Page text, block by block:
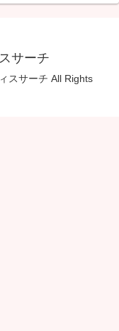
サーチ
スサーチ All Rights